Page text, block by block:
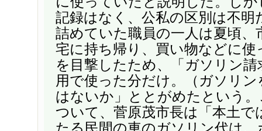
記録はなく、公私の区別は不明
詰めていた職員の一人は夏頃、
宅に持ち帰り、買い物などに
を目撃したため、「ガソリン
用で使った分だけ。（ガソリ
はないか」ととがめたという
ついて、菅原茂市長は「本土で
たる民間の車のガソリン代は